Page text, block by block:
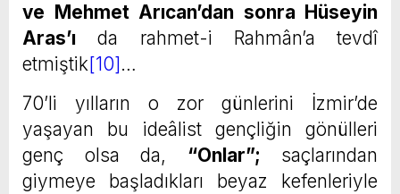
ve Mehmet Arıcan’dan sonra Hüseyin
Aras’ı da rahmet-i Rahmân’a tevdî
etmiştik[10]…
70’li yılların o zor günlerini İzmir’de
yaşayan bu ideâlist gençliğin gönülleri
genç olsa da, “Onlar”; saçlarından
giymeye başladıkları beyaz kefenleriyle